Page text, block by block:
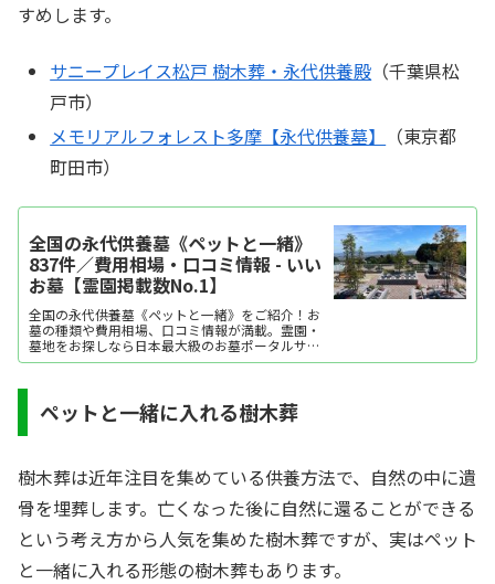
すめします。
サニープレイス松戸 樹木葬・永代供養殿 （千葉県松
戸市）
メモリアルフォレスト多摩【永代供養墓】
（東京都
町田市）
全国の永代供養墓《ペットと一緒》
837件／費用相場・口コミ情報 - いい
お墓【霊園掲載数No.1】
全国の永代供養墓《ペットと一緒》をご紹介！お
墓の種類や費用相場、口コミ情報が満載。霊園・
墓地をお探しなら日本最大級のお墓ポータルサイ
ト「いいお墓」にお任せください。資料請求・見
も提供中。
ペットと一緒に入れる樹木葬
樹木葬は近年注目を集めている供養方法で、自然の中に遺
骨を埋葬します。亡くなった後に自然に還ることができる
という考え方から人気を集めた樹木葬ですが、実はペット
と一緒に入れる形態の樹木葬もあります。